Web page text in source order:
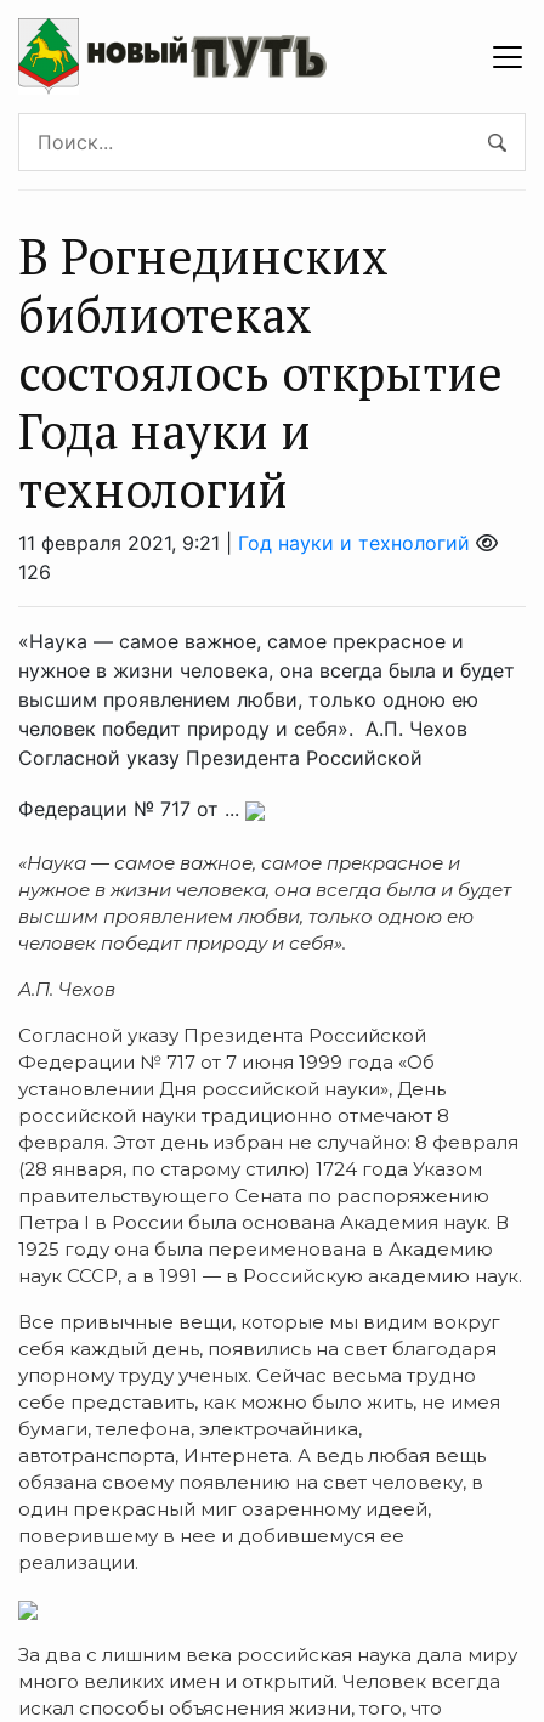
В Рогнединских
библиотеках
состоялось открытие
Года науки и
технологий
11 февраля 2021, 9:21 | Год науки и технологий
126
«Наука — самое важное, самое прекрасное и
нужное в жизни человека, она всегда была и будет
высшим проявлением любви, только одною ею
человек победит природу и себя». А.П. Чехов
Согласной указу Президента Российской
Федерации № 717 от ...
«Наука — самое важное, самое прекрасное и
нужное в жизни человека, она всегда была и будет
высшим проявлением любви, только одною ею
человек победит природу и себя».
А.П. Чехов
Согласной указу Президента Российской
Федерации № 717 от 7 июня 1999 года «Об
установлении Дня российской науки», День
российской науки традиционно отмечают 8
февраля. Этот день избран не случайно: 8 февраля
(28 января, по старому стилю) 1724 года Указом
правительствующего Сената по распоряжению
Петра I в России была основана Академия наук. В
1925 году она была переименована в Академию
наук СССР, а в 1991 — в Российскую академию наук.
Все привычные вещи, которые мы видим вокруг
себя каждый день, появились на свет благодаря
упорному труду ученых. Сейчас весьма трудно
себе представить, как можно было жить, не имея
бумаги, телефона, электрочайника,
автотранспорта, Интернета. А ведь любая вещь
обязана своему появлению на свет человеку, в
один прекрасный миг озаренному идеей,
поверившему в нее и добившемуся ее
реализации.
За два с лишним века российская наука дала миру
много великих имен и открытий. Человек всегда
искал способы объяснения жизни, того, что